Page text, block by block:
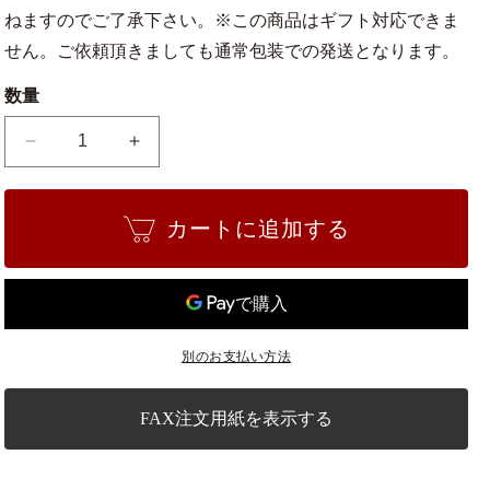
ねますのでご了承下さい。※この商品はギフト対応できま
せん。ご依頼頂きましても通常包装での発送となります。
数量
ー
4
正
瀬
ク
ー
4
正
角
カートに追加する
別のお支払い方法
FAX注文用紙を表示する